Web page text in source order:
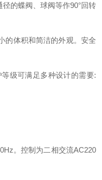
径的蝶阀、球阀等作90°回转
的体积和简洁的外观。安全
级可满足多种设计的需要:
。控制为二相交流AC220